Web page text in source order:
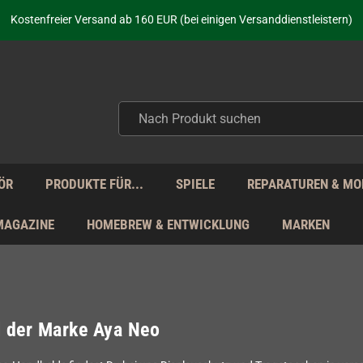
Kostenfreier Versand ab 160 EUR (bei einigen Versanddienstleistern)
Seit über 20 Jahren Deine Anlaufstelle für neue Retro-Hardware!
Täglicher Versand Mo - Fr aus Deutschland - zollfrei innerhalb der EU!
PRODUKTE FÜR... SPIELE REPARATUREN &
HOMEBREW & ENTWICKLUNG MARKEN
Marke Aya Neo